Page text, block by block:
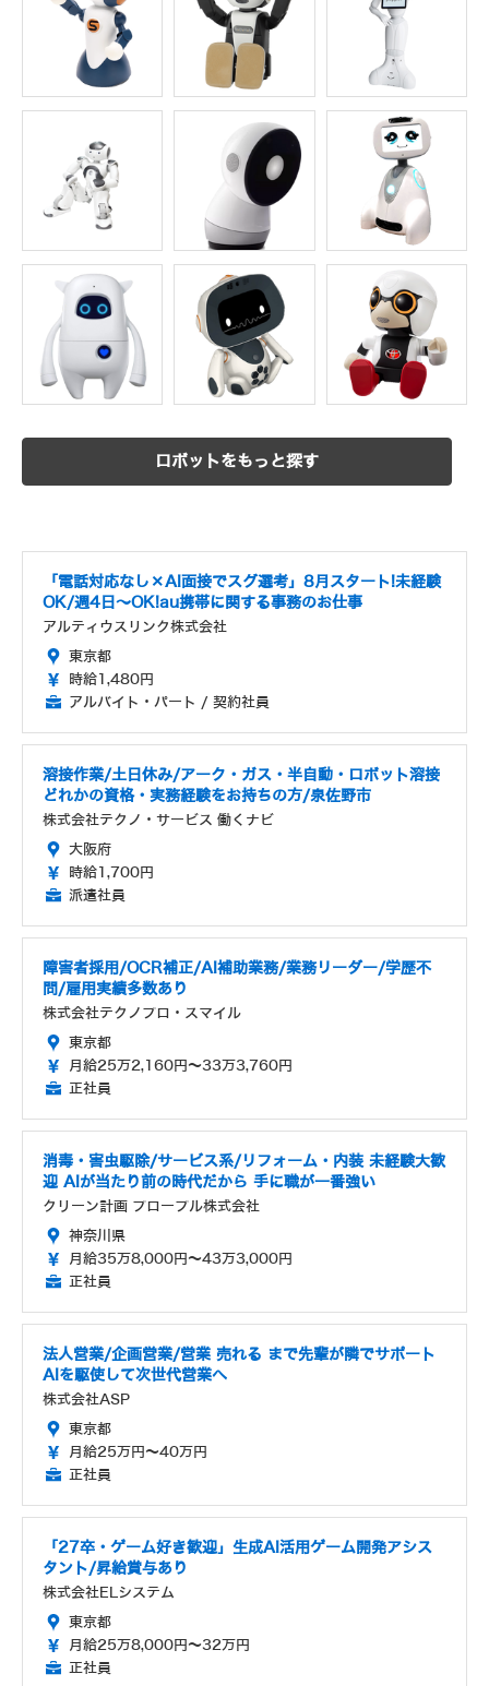
ロボットをもっと探す
「電話対応なし×AI面接でスグ選考」8月スタート!未経験
OK/週4日～OK!au携帯に関する事務のお仕事
アルティウスリンク株式会社
東京都
時給1,480円
アルバイト・パート / 契約社員
溶接作業/土日休み/アーク・ガス・半自動・ロボット溶接
どれかの資格・実務経験をお持ちの方/泉佐野市
株式会社テクノ・サービス 働くナビ
大阪府
時給1,700円
派遣社員
障害者採用/OCR補正/AI補助業務/業務リーダー/学歴不
問/雇用実績多数あり
株式会社テクノプロ・スマイル
東京都
月給25万2,160円～33万3,760円
正社員
消毒・害虫駆除/サービス系/リフォーム・内装 未経験大歓
迎 AIが当たり前の時代だから 手に職が一番強い
クリーン計画 プロープル株式会社
神奈川県
月給35万8,000円～43万3,000円
正社員
法人営業/企画営業/営業 売れる まで先輩が隣でサポート
AIを駆使して次世代営業へ
株式会社ASP
東京都
月給25万円～40万円
正社員
「27卒・ゲーム好き歓迎」生成AI活用ゲーム開発アシス
タント/昇給賞与あり
株式会社ELシステム
東京都
月給25万8,000円～32万円
正社員